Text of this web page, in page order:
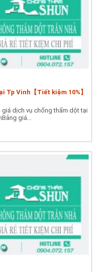
Vinh【Tiết kiệm 10%】
dịch vụ chống thấm dột tại
giá...